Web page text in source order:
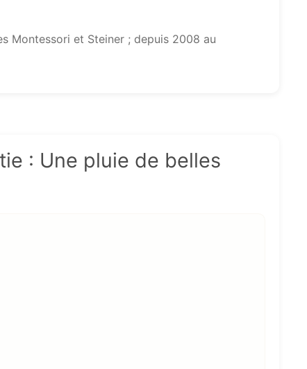
Montessori et Steiner ; depuis 2008 au
: Une pluie de belles